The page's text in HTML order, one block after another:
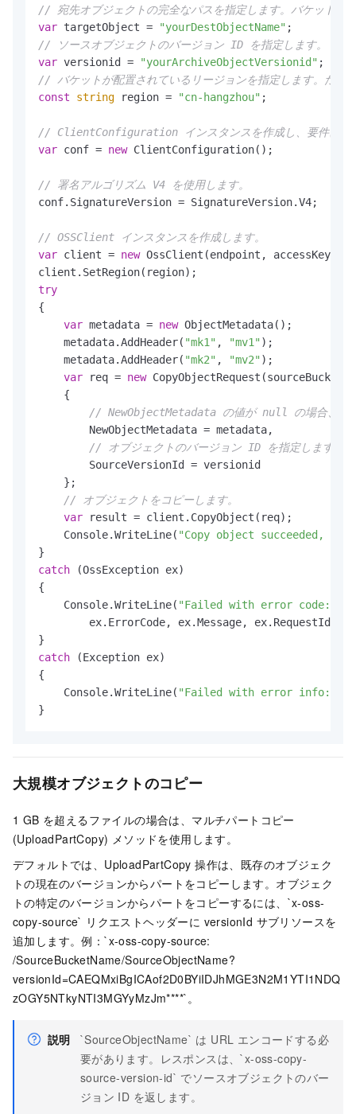
// 宛先オブジェクトの完全なパスを指定します。バケット名
var targetObject = "yourDestObjectName"
// ソースオブジェクトのバージョン ID を指定します。
var versionid = "yourArchiveObjectVersionid"
// バケットが配置されているリージョンを指定します。た
const
string region = "cn-hangzhou" ;
// ClientConfiguration インスタンスを作成し、要件に基づ
var conf = new ClientConfiguration();
// 署名アルゴリズム V4 を使用します。
conf.SignatureVersion = SignatureVersion.V4;
// OSSClient インスタンスを作成します。
var client = new OssClient(endpoint, accessKeyId,
try
{
var metadata = new ObjectMetadata();
    metadata.AddHeader(
"mk1" , "mv1" );
    metadata.AddHeader(
"mk2" , "mv2" );
var req = new
    {
// NewObjectMetadata の値が null の場合、COPY
        NewObjectMetadata = metadata,
// オブジェクトのバージョン ID を指定します。
        SourceVersionId = versionid
    };
// オブジェクトをコピーします。
var result = client.CopyObject(req);
    Console.WriteLine(
"Copy object succeeded,
catch (OssException ex)
{
    Console.WriteLine(
"Failed with error code:
ex.ErrorCode, ex.Message, ex.RequestId,
catch (Exception ex)
{
    Console.WriteLine(
"Failed with error info:
}
大規模オブジェクトのコピー
1 GB を超えるファイルの場合は、マルチパートコピー
(UploadPartCopy) メソッドを使用します。
デフォルトでは、 UploadPartCopy 操作は、既存のオブジェク
トの現在のバージョンからパートをコピーします。オブジェク
トの特定のバージョンからパートをコピーするには、`x-oss-
copy-source` リクエストヘッダーに versionId サブリソースを
追加します。例：`x-oss-copy-source:
/SourceBucketName/SourceObjectName?
versionId=CAEQMxiBgICAof2D0BYiIDJhMGE3N2M1YTI1NDQ
zOGY5NTkyNTI3MGYyMzJm****`。
説明
`SourceObjectName` は URL エンコードする必
要があります。レスポンスは、`x-oss-copy-
source-version-id` でソースオブジェクトのバー
ジョン ID を返します。